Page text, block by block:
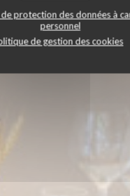
protection des données à
personnel
de gestion des cookies